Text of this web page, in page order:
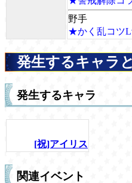
野手
★かく乱コツ
発生するキャラ
発生するキャラ
[祝]アイリス
関連イベント